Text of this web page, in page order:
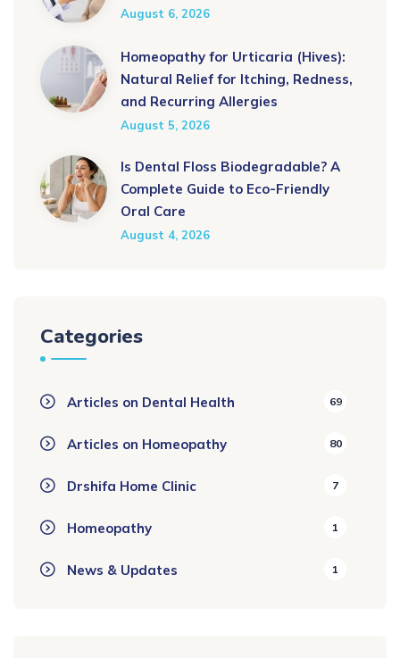
August 6, 2026
Homeopathy for Urticaria (Hives):
Natural Relief for Itching, Redness,
and Recurring Allergies
August 5, 2026
Is Dental Floss Biodegradable? A
Complete Guide to Eco-Friendly
Oral Care
August 4, 2026
Categories
Articles on Dental Health 69
Articles on Homeopathy 80
Drshifa Home Clinic 7
Homeopathy 1
News & Updates 1